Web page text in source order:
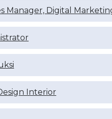
Manager, Digital
Interior